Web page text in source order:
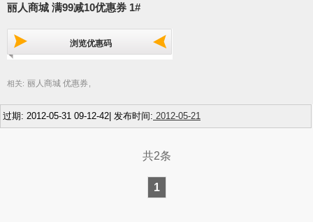
丽人商城 满99减10优惠券 1#
浏览优惠码
相关: 丽人商城 优惠券 ,
过期: 2012-05-31 09-12-42| 发布时间: 2012-05-21
共2条
1